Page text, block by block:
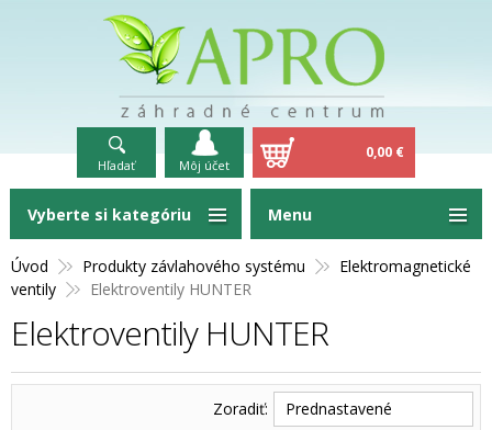
Hľadať Môj účet
0,00 €
Úvod Produkty závlahového systému
Elektromagnetické
ventily
Elektroventily HUNTER
Elektroventily HUNTER
Zoradiť: Prednastavené
Vyberte si kategóriu Menu